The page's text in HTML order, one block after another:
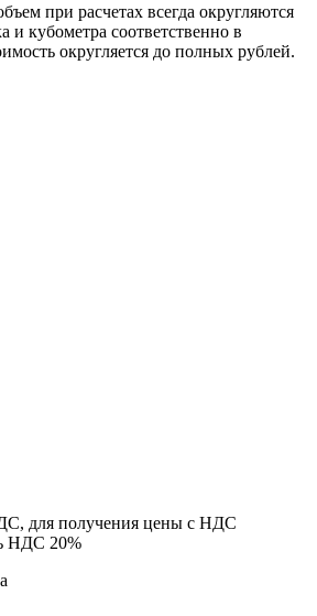
при расчетах всегда округляются
и кубометра соответственно в
округляется до полных рублей.
для получения цены с НДС
НДС 20%